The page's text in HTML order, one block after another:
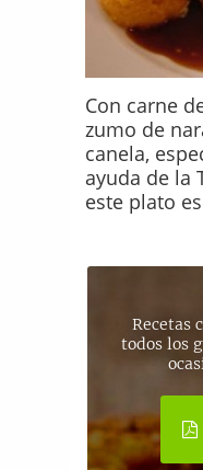
Con carne
zumo de
canela,
ayuda de la
este plato
Recetas
todos los